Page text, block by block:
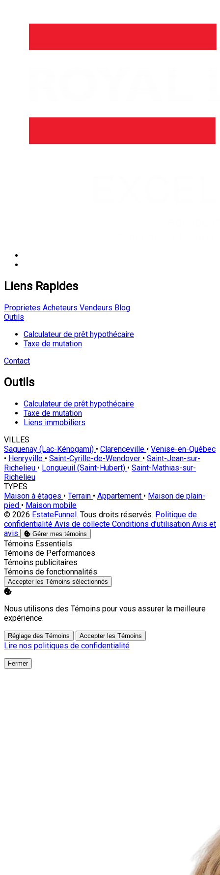
Liens Rapides
Proprietes Acheteurs Vendeurs Blog
Outils
Calculateur de prêt hypothécaire
Taxe de mutation
Contact
Outils
Calculateur de prêt hypothécaire
Taxe de mutation
Liens immobiliers
VILLES
Saguenay (Lac-Kénogami) • Clarenceville • Venise-en-Québec
• Henryville • Saint-Cyrille-de-Wendover • Saint-Jean-sur-
Richelieu • Longueuil (Saint-Hubert) • Saint-Mathias-sur-
Richelieu
TYPES
Maison à étages • Terrain • Appartement • Maison de plain-
pied • Maison mobile
© 2026 EstateFunnel. Tous droits réservés. Politique de
confidentialité Avis de collecte Conditions d’utilisation Avis et
avis
Gérer mes témoins
Activer
Témoins Essentiels
Activer
Témoins de Performances
Activer
Témoins publicitaires
Activer
Témoins de fonctionnalités
Accepter les Témoins sélectionnés
Nous utilisons des Témoins pour vous assurer la meilleure
expérience.
Réglage des Témoins Accepter les Témoins
Lire nos politiques de confidentialité
Fermer